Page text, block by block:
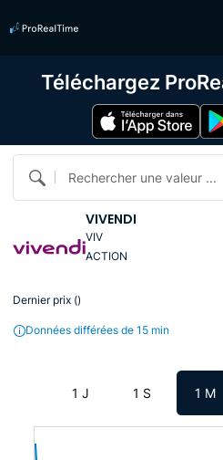
Rechercher une valeur ...
VIVENDI
VIV
ACTION
Dernier prix ()
Données différées de 15 min
1 J 1 S 1 M
Téléchargez